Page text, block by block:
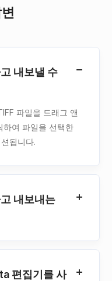
내보낼 수
파일을 드래그 앤
하여 파일을 선택한
됩니다.
내보내는
편집기를 사